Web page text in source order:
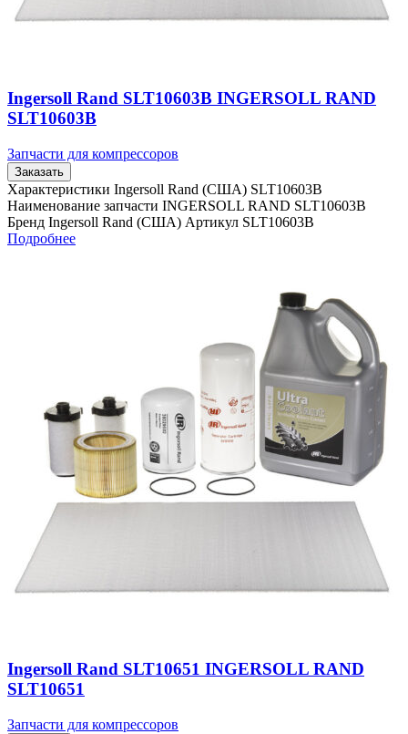
Ingersoll Rand SLT10603B INGERSOLL RAND
SLT10603B
Запчасти для компрессоров
Заказать
Характеристики Ingersoll Rand (США) SLT10603B
Наименование запчасти INGERSOLL RAND SLT10603B
Бренд Ingersoll Rand (США) Артикул SLT10603B
Подробнее
Ingersoll Rand SLT10651 INGERSOLL RAND
SLT10651
Запчасти для компрессоров